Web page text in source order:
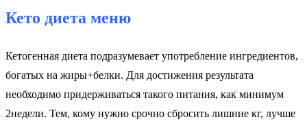
Кето диета меню
Кетогенная диета подразумевает употребление ингредиентов,
богатых на жиры+белки. Для достижения результата
необходимо придерживаться такого питания, как минимум
2недели. Тем, кому нужно срочно сбросить лишние кг, лучше